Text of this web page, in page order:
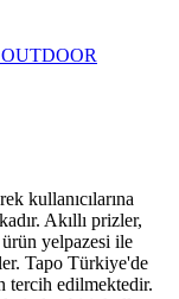
kullanıcılarına
Akıllı prizler,
yelpazesi ile
Tapo Türkiye'de
tercih edilmektedir.